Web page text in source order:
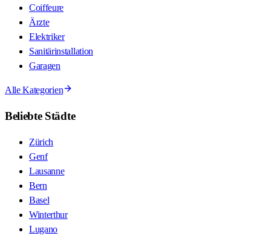
Coiffeure
Ärzte
Elektriker
Sanitärinstallation
Garagen
Alle Kategorien
Beliebte Städte
Zürich
Genf
Lausanne
Bern
Basel
Winterthur
Lugano